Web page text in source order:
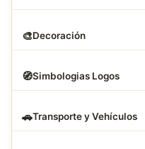
🎨Decoración
🧭Simbologias Logos
🚗Transporte y Vehículos